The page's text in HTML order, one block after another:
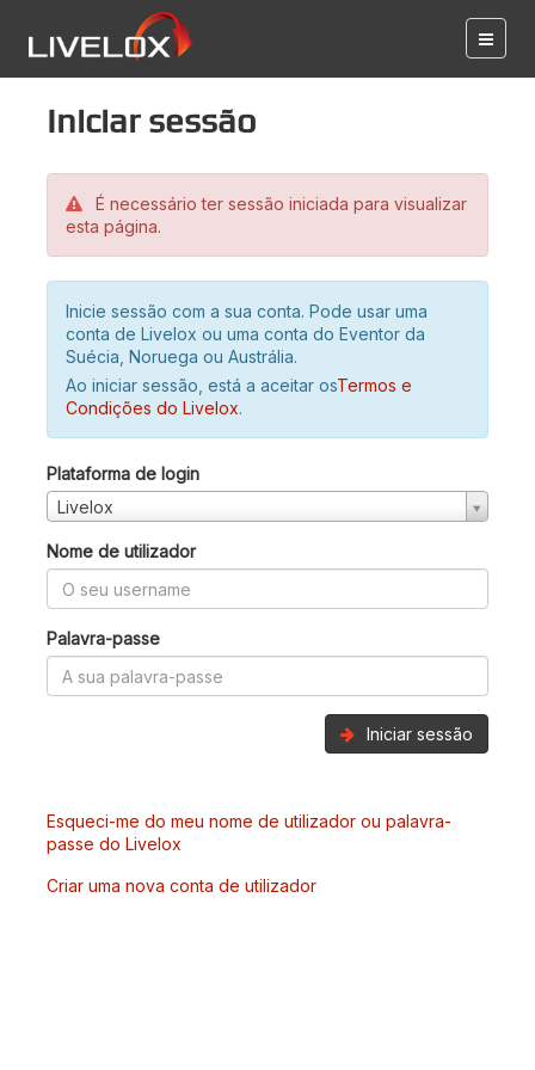
Iniciar sessão
É necessário ter sessão iniciada para visualizar
esta página.
Inicie sessão com a sua conta. Pode usar uma
conta de Livelox ou uma conta do Eventor da
Suécia, Noruega ou Austrália.
Ao iniciar sessão, está a aceitar osTermos e
Condições do Livelox.
Plataforma de login
Livelox
Nome de utilizador
Palavra-passe
Iniciar sessão
Esqueci-me do meu nome de utilizador ou palavra-
passe do Livelox
Criar uma nova conta de utilizador